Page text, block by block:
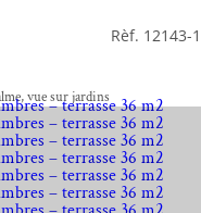
Rèf. 12143-1
vue sur jardins